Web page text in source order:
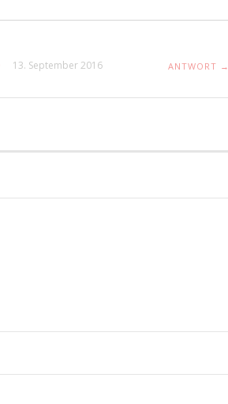
13. September 2016 ANTWORT →